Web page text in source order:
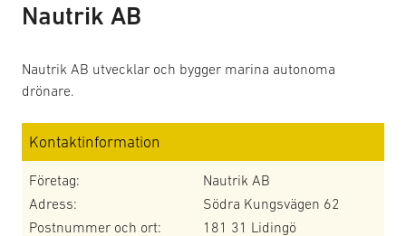
Nautrik AB
Nautrik AB utvecklar och bygger marina autonoma
drönare.
Kontaktinformation
Företag:
Nautrik AB
Adress:
Södra Kungsvägen 62
Postnummer och ort:
181 31 Lidingö